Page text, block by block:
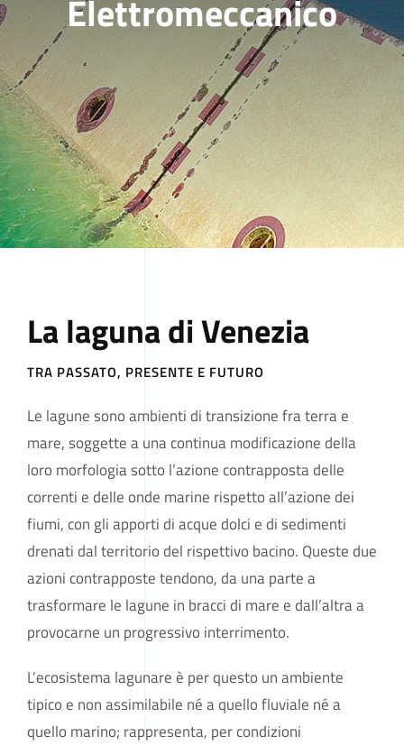
Comunicazione
Amministrazione Trasparente
Elettromeccanico
La laguna di Venezia
TRA PASSATO, PRESENTE E FUTURO
Le lagune sono ambienti di transizione fra terra e
mare, soggette a una continua modificazione della
loro morfologia sotto l’azione contrapposta delle
correnti e delle onde marine rispetto all’azione dei
fiumi, con gli apporti di acque dolci e di sedimenti
drenati dal territorio del rispettivo bacino. Queste due
azioni contrapposte tendono, da una parte a
trasformare le lagune in bracci di mare e dall’altra a
provocarne un progressivo interrimento.
L’ecosistema lagunare è per questo un ambiente
tipico e non assimilabile né a quello fluviale né a
quello marino; rappresenta, per condizioni